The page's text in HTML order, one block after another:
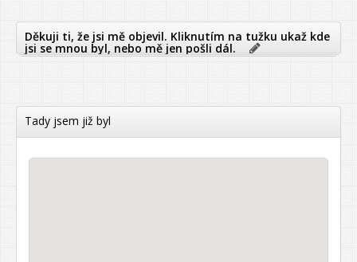
Děkuji ti, že jsi mě objevil. Kliknutím na tužku ukaž kde
jsi se mnou byl, nebo mě jen pošli dál.
Tady jsem již byl